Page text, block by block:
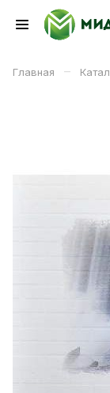
Главная –